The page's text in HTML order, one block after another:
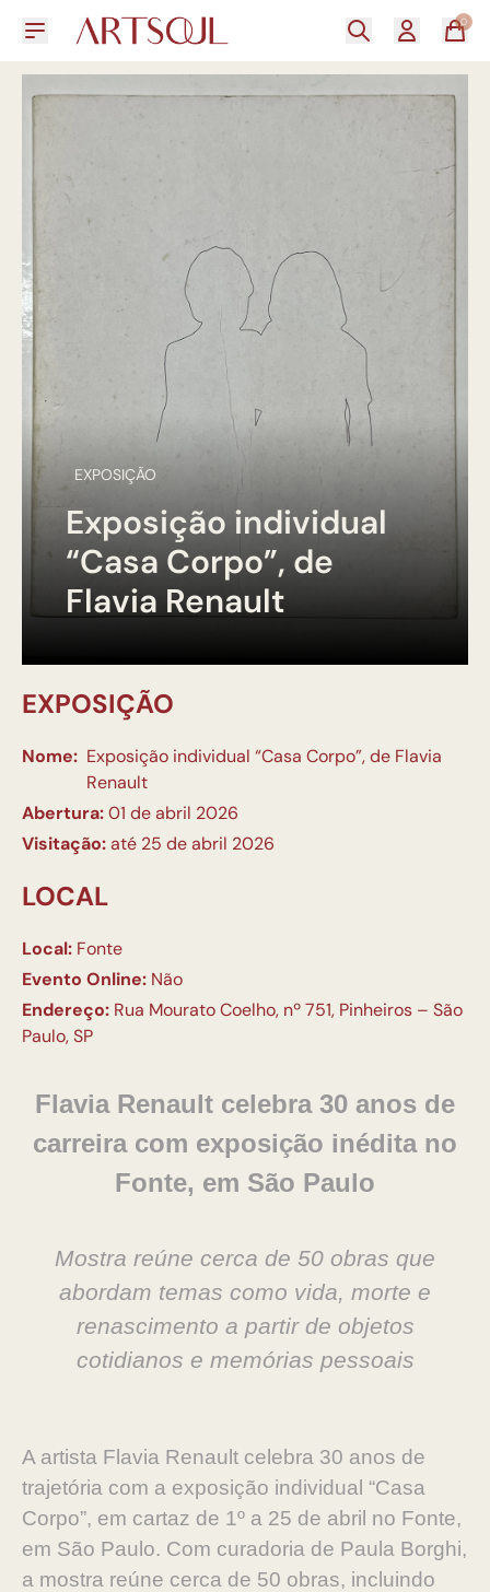
0
EXPOSIÇÃO
Exposição individual
“Casa Corpo”, de
Flavia Renault
EXPOSIÇÃO
Nome: Exposição individual “Casa Corpo”, de Flavia
Renault
Abertura:01 de abril 2026
Visitação:até 25 de abril 2026
LOCAL
Local: Fonte
Evento Online: Não
Endereço: Rua Mourato Coelho, nº 751, Pinheiros – São
Paulo, SP
Flavia Renault celebra 30 anos de
carreira com exposição inédita no
Fonte, em São Paulo
Mostra reúne cerca de 50 obras que
abordam temas como vida, morte e
renascimento a partir de objetos
cotidianos e memórias pessoais
A artista Flavia Renault celebra 30 anos de
trajetória com a exposição individual “Casa
Corpo”, em cartaz de 1º a 25 de abril no Fonte,
em São Paulo. Com curadoria de Paula Borghi,
a mostra reúne cerca de 50 obras, incluindo